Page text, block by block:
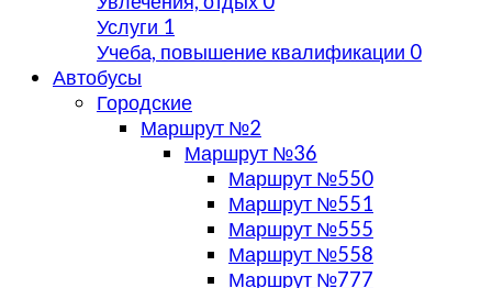
Услуги 1
Учеба, повышение квалификации 0
Автобусы
Городские
Маршрут №2
Маршрут №36
Маршрут №550
Маршрут №551
Маршрут №555
Маршрут №558
Маршрут №777